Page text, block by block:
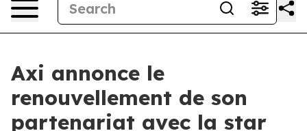
Axi annonce le
renouvellement de son
partenariat avec la star